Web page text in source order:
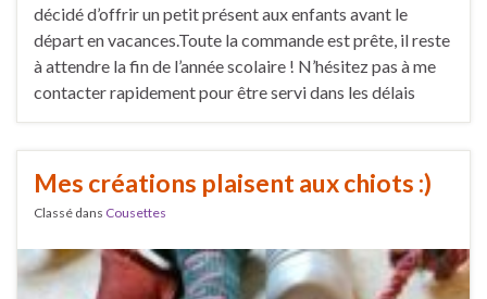
décidé d’offrir un petit présent aux enfants avant le
départ en vacances.Toute la commande est prête, il reste
à attendre la fin de l’année scolaire ! N’hésitez pas à me
contacter rapidement pour être servi dans les délais
Mes créations plaisent aux chiots :)
Classé dans Cousettes